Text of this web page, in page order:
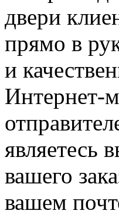
двери
прямо в
и
Интернет-
являетесь
вашего
вашем